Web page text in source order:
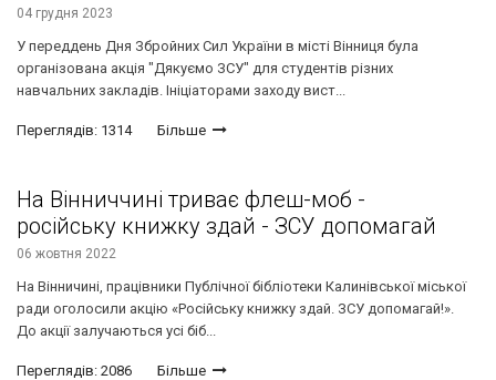
04 грудня 2023
У переддень Дня Збройних Сил України в місті Вінниця була
організована акція "Дякуємо ЗСУ" для студентів різних
навчальних закладів. Ініціаторами заходу вист...
Переглядів: 1314 Більше
На Вінниччині триває флеш-моб -
російську книжку здай - ЗСУ допомагай
06 жовтня 2022
На Вінничині, працівники Публічної бібліотеки Калинівської міської
ради оголосили акцію «Російську книжку здай. ЗСУ допомагай!».
До акції залучаються усі біб...
Переглядів: 2086 Більше